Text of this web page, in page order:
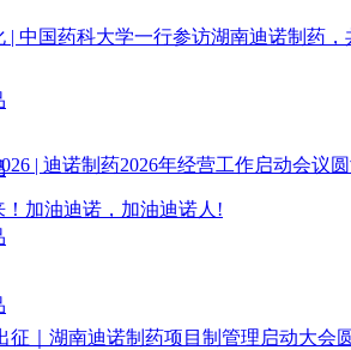
| 中国药科大学一行参访湖南迪诺制药
| 迪诺制药2026年经营工作启动会议
加油迪诺，加油迪诺人!
征｜湖南迪诺制药项目制管理启动大会